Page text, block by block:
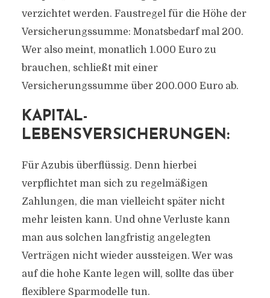
verzichtet werden. Faustregel für die Höhe der
Versicherungssumme: Monatsbedarf mal 200.
Wer also meint, monatlich 1.000 Euro zu
brauchen, schließt mit einer
Versicherungssumme über 200.000 Euro ab.
KAPITAL-
LEBENSVERSICHERUNGEN:
Für Azubis überflüssig. Denn hierbei
verpflichtet man sich zu regelmäßigen
Zahlungen, die man vielleicht später nicht
mehr leisten kann. Und ohne Verluste kann
man aus solchen langfristig angelegten
Verträgen nicht wieder aussteigen. Wer was
auf die hohe Kante legen will, sollte das über
flexiblere Sparmodelle tun.